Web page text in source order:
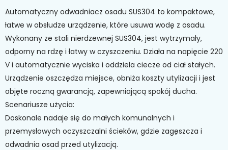
Automatyczny odwadniacz osadu SUS304 to kompaktowe,
łatwe w obsłudze urządzenie, które usuwa wodę z osadu.
Wykonany ze stali nierdzewnej SUS304, jest wytrzymały,
odporny na rdzę i łatwy w czyszczeniu. Działa na napięcie 220
V i automatycznie wyciska i oddziela ciecze od ciał stałych.
Urządzenie oszczędza miejsce, obniża koszty utylizacji i jest
objęte roczną gwarancją, zapewniającą spokój ducha.
Scenariusze użycia:
Doskonale nadaje się do małych komunalnych i
przemysłowych oczyszczalni ścieków, gdzie zagęszcza i
odwadnia osad przed utylizacją.